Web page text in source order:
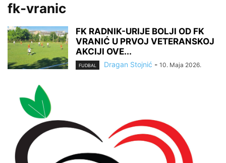
fk-vranic
FK RADNIK-URIJE BOLJI OD FK
VRANIĆ U PRVOJ VETERANSKOJ
AKCIJI OVE...
FUDBAL Dragan Stojnić - 10. Maja 2026.